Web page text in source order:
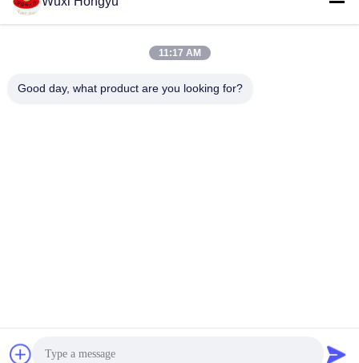
Envoyer
11:17 AM
Good day, what product are you looking for?